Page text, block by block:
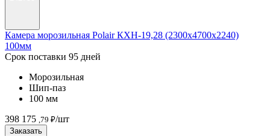
Камера морозильная Polair КХН-19,28 (2300х4700х2240)
100мм
Срок поставки 95 дней
Морозильная
Шип-паз
100 мм
398 175 ,79 ₽/шт
Заказать